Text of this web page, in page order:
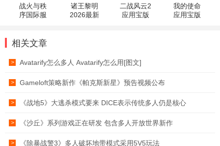
战火与秩
序国际服
诸王黎明
2026最新
二战风云2
应用宝版
我的使命
应用宝版
相关文章
> Avatarify怎么多人 Avatarify怎么用[图文]
> Gameloft策略新作《帕克斯新星》预告视频公布
> 《战地5》大逃杀模式要来 DICE表示传统多人仍是核心
> 《沙丘》系列游戏正在研发 包含多人开放世界新作
> 《除暴战警3》多人破坏地带模式采用5V5玩法